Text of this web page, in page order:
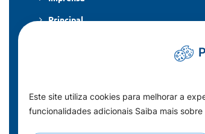
Principal
Este site utiliza cookies para melhorar a
funcionalidades adicionais Saiba mais sobre